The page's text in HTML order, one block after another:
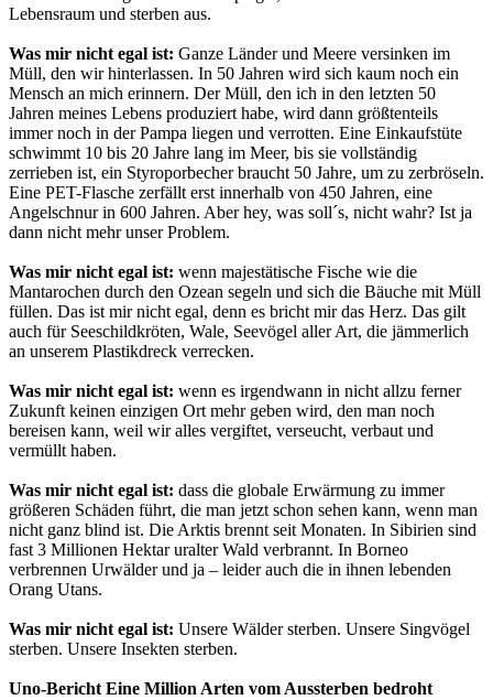
Lebensraum und sterben aus.
Was mir nicht egal ist: Ganze Länder und Meere versinken im
Müll, den wir hinterlassen. In 50 Jahren wird sich kaum noch ein
Mensch an mich erinnern. Der Müll, den ich in den letzten 50
Jahren meines Lebens produziert habe, wird dann größtenteils
immer noch in der Pampa liegen und verrotten. Eine Einkaufstüte
schwimmt 10 bis 20 Jahre lang im Meer, bis sie vollständig
zerrieben ist, ein Styroporbecher braucht 50 Jahre, um zu zerbröseln.
Eine PET-Flasche zerfällt erst innerhalb von 450 Jahren, eine
Angelschnur in 600 Jahren. Aber hey, was soll´s, nicht wahr? Ist ja
dann nicht mehr unser Problem.
Was mir nicht egal ist: wenn majestätische Fische wie die
Mantarochen durch den Ozean segeln und sich die Bäuche mit Müll
füllen. Das ist mir nicht egal, denn es bricht mir das Herz. Das gilt
auch für Seeschildkröten, Wale, Seevögel aller Art, die jämmerlich
an unserem Plastikdreck verrecken.
Was mir nicht egal ist: wenn es irgendwann in nicht allzu ferner
Zukunft keinen einzigen Ort mehr geben wird, den man noch
bereisen kann, weil wir alles vergiftet, verseucht, verbaut und
vermüllt haben.
Was mir nicht egal ist: dass die globale Erwärmung zu immer
größeren Schäden führt, die man jetzt schon sehen kann, wenn man
nicht ganz blind ist. Die Arktis brennt seit Monaten. In Sibirien sind
fast 3 Millionen Hektar uralter Wald verbrannt. In Borneo
verbrennen Urwälder und ja – leider auch die in ihnen lebenden
Orang Utans.
Was mir nicht egal ist: Unsere Wälder sterben. Unsere Singvögel
sterben. Unsere Insekten sterben.
Uno-Bericht Eine Million Arten vom Aussterben bedroht